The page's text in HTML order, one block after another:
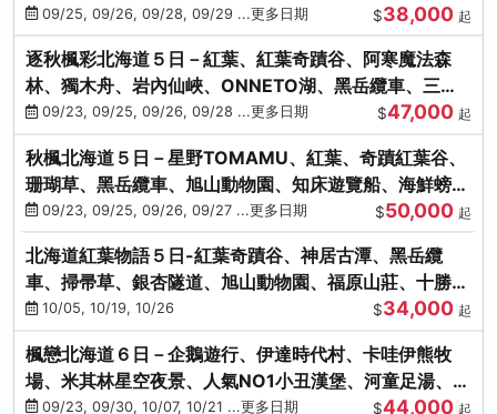
丑漢堡、洞爺花火
09/25, 09/26, 09/28, 09/29 ...更多日期 $38,000 起
逐秋楓彩北海道５日－紅葉、紅葉奇蹟谷、阿寒魔法森
林、獨木舟、岩內仙峽、ONNETO湖、黑岳纜車、三國
峠、豐平峽、螃蟹溫泉
09/23, 09/25, 09/26, 09/28 ...更多日期 $47,000 起
秋楓北海道５日－星野TOMAMU、紅葉、奇蹟紅葉谷、
珊瑚草、黑岳纜車、旭山動物園、知床遊覽船、海鮮螃蟹
和牛吃到飽
09/23, 09/25, 09/26, 09/27 ...更多日期 $50,000 起
北海道紅葉物語５日-紅葉奇蹟谷、神居古潭、黑岳纜
車、掃帚草、銀杏隧道、旭山動物園、福原山莊、十勝牧
場、冰的美術館
10/05, 10/19, 10/26 $34,000 起
楓戀北海道６日－企鵝遊行、伊達時代村、卡哇伊熊牧
場、米其林星空夜景、人氣NO1小丑漢堡、河童足湯、奇
幻燈遊步道、洞爺花火
09/23, 09/30, 10/07, 10/21 ...更多日期 $44,000 起